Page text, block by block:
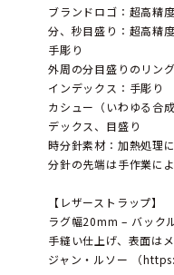
ブランドロゴ：超高精
分、秒目盛り：超高精
手彫り
外周の分目盛りのリン
インデックス：手彫り
カシュー（いわゆる合
デックス、目盛り
時分針素材：加熱処理
分針の先端は手作業に
【レザーストラップ】
ラグ幅20mm – バック
手縫い仕上げ、表面は
ジャン・ルソー （